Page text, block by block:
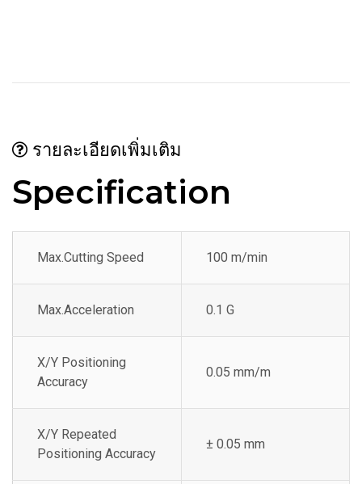
รายละเอียดเพิ่มเติม
Specification
Max.Cutting Speed 100 m/min
Max.Acceleration 0.1 G
X/Y Positioning
Accuracy
0.05 mm/m
X/Y Repeated
Positioning Accuracy
± 0.05 mm